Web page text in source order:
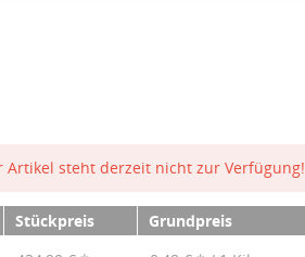
Artikel steht derzeit nicht zur Verfügung!
Stückpreis
Grundpreis